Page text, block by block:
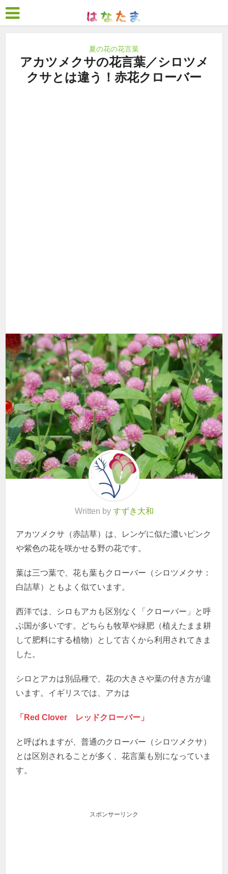
夏の花の花言葉
アカツメクサの花言葉／シロツメ
クサとは違う！赤花クローバー
Written by すずき大和
アカツメクサ（赤詰草）は、レンゲに似た濃いピンク
や紫色の花を咲かせる野の花です。
葉は三つ葉で、花も葉もクローバー（シロツメクサ：
白詰草）ともよく似ています。
西洋では、シロもアカも区別なく「クローバー」と呼
ぶ国が多いです。どちらも牧草や緑肥（植えたまま耕
して肥料にする植物）として古くから利用されてきま
した。
シロとアカは別品種で、花の大きさや葉の付き方が違
います。イギリスでは、アカは
「Red Clover レッドクローバー」
と呼ばれますが、普通のクローバー（シロツメクサ）
とは区別されることが多く、花言葉も別になっていま
す。
スポンサーリンク